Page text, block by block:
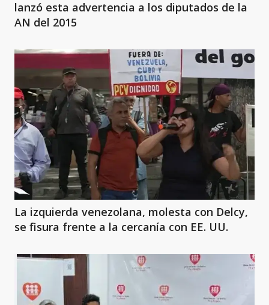
lanzó esta advertencia a los diputados de la
AN del 2015
La izquierda venezolana, molesta con Delcy,
se fisura frente a la cercanía con EE. UU.